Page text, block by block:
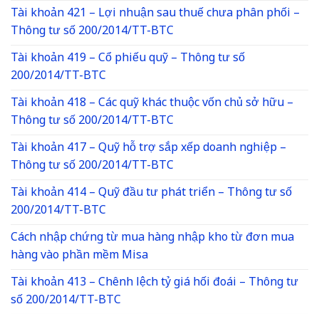
Tài khoản 421 – Lợi nhuận sau thuế chưa phân phối –
Thông tư số 200/2014/TT-BTC
Tài khoản 419 – Cổ phiếu quỹ – Thông tư số
200/2014/TT-BTC
Tài khoản 418 – Các quỹ khác thuộc vốn chủ sở hữu –
Thông tư số 200/2014/TT-BTC
Tài khoản 417 – Quỹ hỗ trợ sắp xếp doanh nghiệp –
Thông tư số 200/2014/TT-BTC
Tài khoản 414 – Quỹ đầu tư phát triển – Thông tư số
200/2014/TT-BTC
Cách nhập chứng từ mua hàng nhập kho từ đơn mua
hàng vào phần mềm Misa
Tài khoản 413 – Chênh lệch tỷ giá hối đoái – Thông tư
số 200/2014/TT-BTC